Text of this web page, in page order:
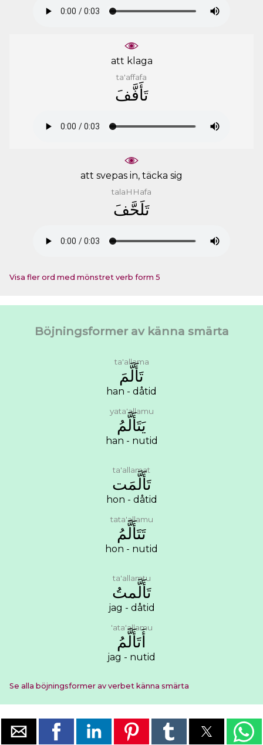
att klaga
ta'affafa
ﺗَﺄَﻓَّﻒَ
att svepas in, täcka sig
talaHHafa
ﺗَﻠَﺤَّﻒَ
Visa fler ord med mönstret verb form 5
Böjningsformer av känna smärta
ta'allama
ﺗَﺄَﻟَّﻢَ
han - dåtid
yata'allamu
ﻳَﺘَﺄَﻟَّﻢُ
han - nutid
ta'allamat
ﺗَﺄَﻟَّﻤَﺖ
hon - dåtid
tata'allamu
ﺗَﺘَﺄَﻟَّﻢُ
hon - nutid
ta'allamtu
ﺗَﺄَﻟَّﻤﺖُ
jag - dåtid
'ata'allamu
ﺃَﺗَﺄَﻟَّﻢُ
jag - nutid
Se alla böjningsformer av verbet känna smärta